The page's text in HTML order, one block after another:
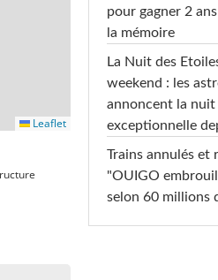
Leaflet
pour gagner 2
la mémoire
La Nuit des
weekend : les
annoncent la nuit
exceptionnelle
Trains annulés et
"OUIGO
selon 60 millions